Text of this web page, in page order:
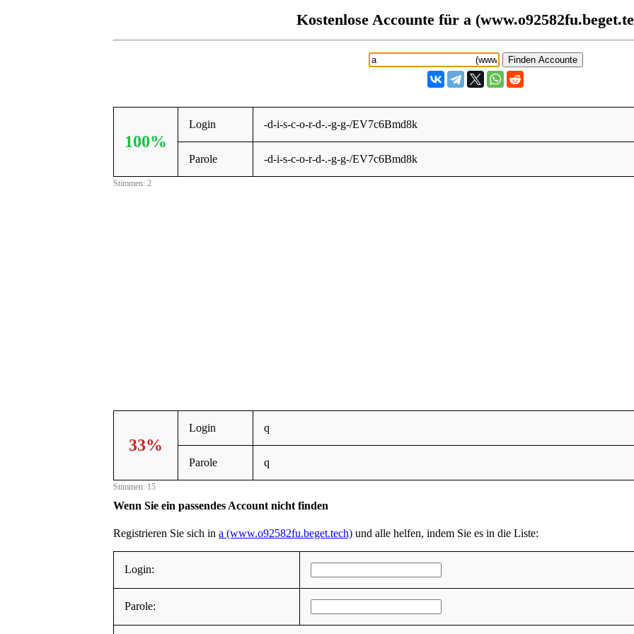
Kostenlose Accounte für a
100%
Login -d-i-s-c-o-r-d-.-g-g-/EV7c6Bmd8k
Parole -d-i-s-c-o-r-d-.-g-g-/EV7c6Bmd8k
Stimmen: 2
33%
Login q
Parole q
Stimmen: 15
Wenn Sie ein passendes Account nicht finden
Registrieren Sie sich in a (www.o92582fu.beget.tech) und alle helfen, indem Sie es in die Liste:
Login:
Parole: